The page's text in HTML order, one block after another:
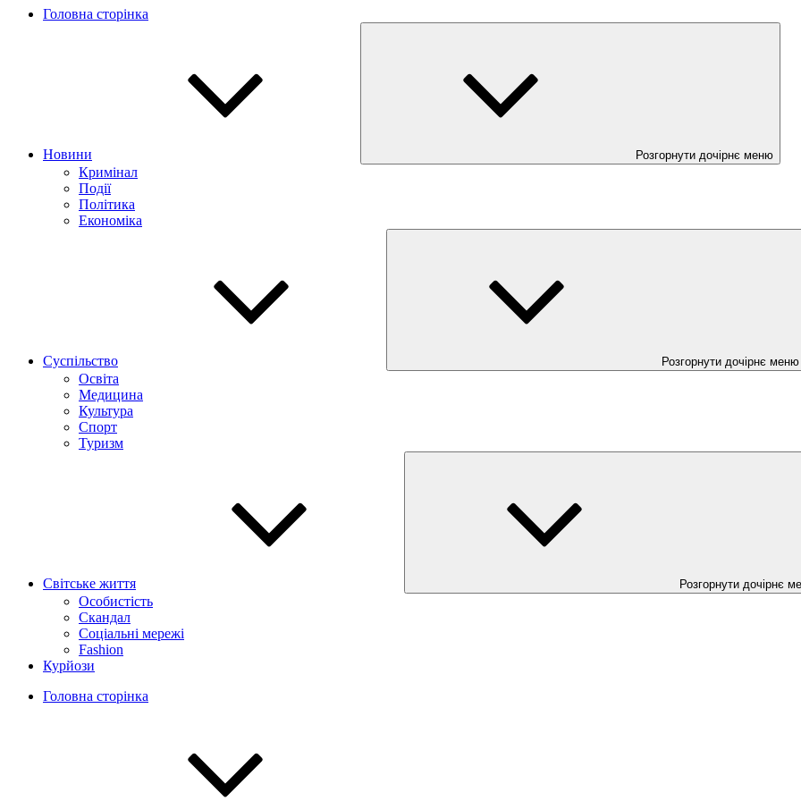
Головна сторінка
Новини Розгорнути дочірнє меню
Кримінал
Події
Політика
Економіка
Суспільство Розгорнути дочірнє меню
Освіта
Медицина
Культура
Спорт
Туризм
Світське життя Розгорнути дочірнє
Особистість
Скандал
Соціальні мережі
Fashion
Курйози
Головна сторінка